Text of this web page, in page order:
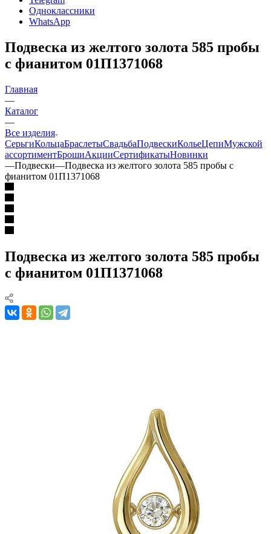
Одноклассники
WhatsApp
Подвеска из желтого золота 585 пробы
с фианитом 01П1371068
Главная
—
Каталог
—
Все изделия
СерьгиКольцаБраслетыСвадьбаПодвескиКольеЦепиМужской
ассортиментБрошиАкцииСертификатыНовинки
—Подвески—Подвеска из желтого золота 585 пробы с
фианитом 01П1371068
Подвеска из желтого золота 585 пробы
с фианитом 01П1371068